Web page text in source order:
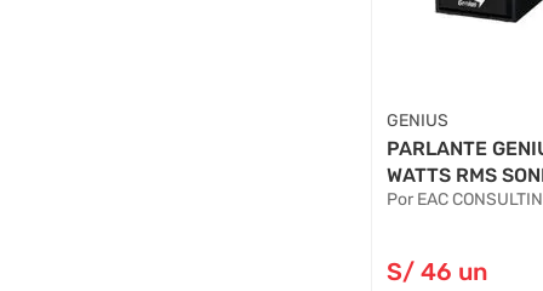
GENIUS
PARLANTE
WATTS RMS
Por EAC
S/46 un